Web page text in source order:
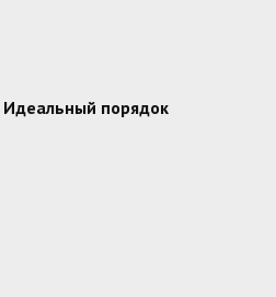
Идеальный порядок